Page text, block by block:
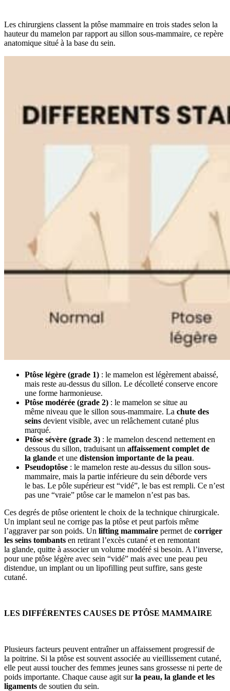
Les chirurgiens classent la ptôse mammaire en trois stades selon la
hauteur du mamelon par rapport au sillon sous-mammaire, ce repère
anatomique situé à la base du sein.
Ptôse légère (grade 1) : le mamelon est légèrement abaissé,
mais reste au-dessus du sillon. Le décolleté conserve encore
une forme harmonieuse.
Ptôse modérée (grade 2) : le mamelon se situe au
même niveau que le sillon sous-mammaire. La chute des
seins devient visible, avec un relâchement cutané plus
marqué.
Ptôse sévère (grade 3) : le mamelon descend nettement en
dessous du sillon, traduisant un affaissement complet de
la glande et une distension importante de la peau.
Pseudoptôse : le mamelon reste au-dessus du sillon sous-
mammaire, mais la partie inférieure du sein déborde vers
le bas. Le pôle supérieur est “vidé”, le bas est rempli. Ce n’est
pas une “vraie” ptôse car le mamelon n’est pas bas.
Ces degrés de ptôse orientent le choix de la technique chirurgicale.
Un implant seul ne corrige pas la ptôse et peut parfois même
l’aggraver par son poids. Un lifting mammaire permet de corriger
les seins tombants en retirant l’excès cutané et en remontant
la glande, quitte à associer un volume modéré si besoin. A l’inverse,
pour une ptôse légère avec sein “vidé” mais avec une peau peu
distendue, un implant ou un lipofilling peut suffire, sans geste
cutané.
LES DIFFÉRENTES CAUSES DE PTÔSE MAMMAIRE
Plusieurs facteurs peuvent entraîner un affaissement progressif de
la poitrine. Si la ptôse est souvent associée au vieillissement cutané,
elle peut aussi toucher des femmes jeunes sans grossesse ni perte de
poids importante. Chaque cause agit surla peau, la glande et les
ligaments de soutien du sein.